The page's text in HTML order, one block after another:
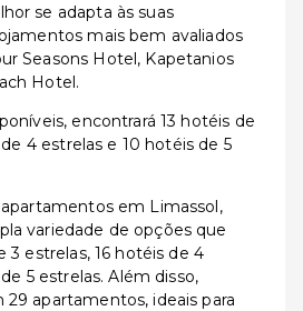
se adapta às suas
mais bem avaliados
Seasons Hotel, Kapetanios
Hotel.
encontrará 13 hotéis de
4 estrelas e 10 hotéis de 5
em Limassol,
variedade de opções que
3 estrelas, 16 hotéis de 4
5 estrelas. Além disso,
apartamentos, ideais para